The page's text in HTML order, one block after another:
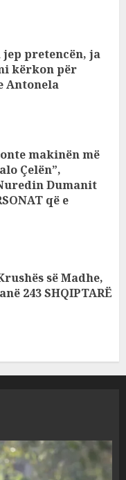
pretencën, ja
kërkon për
Antonela
makinën më
Çelën”,
Dumanit
që e
së Madhe,
243 SHQIPTARË